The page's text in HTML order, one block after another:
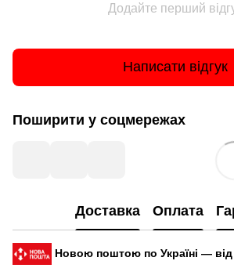
Додайте перший
Написати відгук
Поширити у соцмережах
Доставка Оплата
Новою поштою по Україні — від